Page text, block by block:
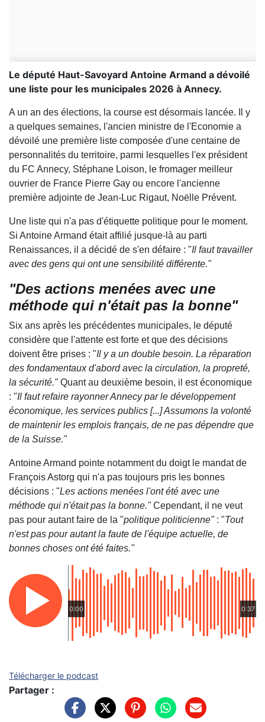
Le député Haut-Savoyard Antoine Armand a dévoilé
une liste pour les municipales 2026 à Annecy.
A un an des élections, la course est désormais lancée. Il y
a quelques semaines, l'ancien ministre de l'Economie a
dévoilé une première liste composée d'une centaine de
personnalités du territoire, parmi lesquelles l'ex président
du FC Annecy, Stéphane Loison, le fromager meilleur
ouvrier de France Pierre Gay ou encore l'ancienne
première adjointe de Jean-Luc Rigaut, Noëlle Prévent.
Une liste qui n'a pas d'étiquette politique pour le moment.
Si Antoine Armand était affilié jusque-là au parti
Renaissances, il a décidé de s'en défaire : "Il faut travailler
avec des gens qui ont une sensibilité différente."
"Des actions menées avec une
méthode qui n'était pas la bonne"
Six ans après les précédentes municipales, le député
considère que l'attente est forte et que des décisions
doivent être prises : "Il y a un double besoin. La réparation
des fondamentaux d'abord avec la circulation, la propreté,
la sécurité."Quant au deuxième besoin, il est économique
: "Il faut refaire rayonner Annecy par le développement
économique, les services publics [...] Assumons la volonté
de maintenir les emplois français, de ne pas dépendre que
de la Suisse."
Antoine Armand pointe notamment du doigt le mandat de
François Astorg qui n'a pas toujours pris les bonnes
décisions : "Les actions menées l'ont été avec une
méthode qui n'était pas la bonne."Cependant, il ne veut
pas pour autant faire de la "politique politicienne" : "Tout
n'est pas pour autant la faute de l'équipe actuelle, de
bonnes choses ont été faites."
0:00 0:37
Télécharger le podcast
Partager :